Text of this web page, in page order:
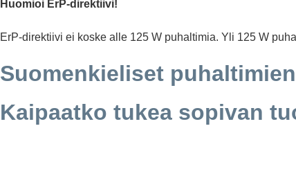
Huomioi ErP-direktiivi!
ErP-direktiivi ei koske alle 125 W puhaltimia. Yli 125 W
Suomenkieliset
Kaipaatko tukea sopivan